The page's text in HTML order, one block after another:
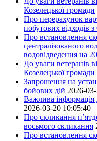
Козелецької громади
Про перерахунок
побутових відходів
Про встановлення
централізованого
водовідведення на
До уваги ветеранів
Козелецької громади
Запрошення на
бойових дій 2026-
Важлива інформація
2026-03-20 10:05:40
Про скликання
восьмого скликання
Про встановлення